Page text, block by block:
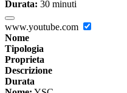
Durata: 30 minuti
www.youtube.com
Nome
Tipologia
Proprieta
Descrizione
Durata